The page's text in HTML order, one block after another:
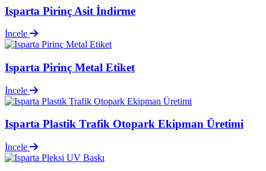
Isparta Pirinç Asit İndirme
İncele
Isparta Pirinç Metal Etiket
İncele
Isparta Plastik Trafik Otopark Ekipman Üretimi
İncele